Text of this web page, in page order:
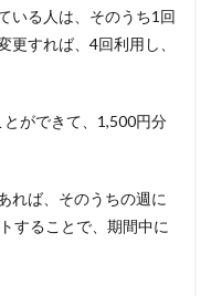
いる人は、そのうち1回
更すれば、4回利用し、
ができて、1,500円分
れば、そのうちの週に
することで、期間中に